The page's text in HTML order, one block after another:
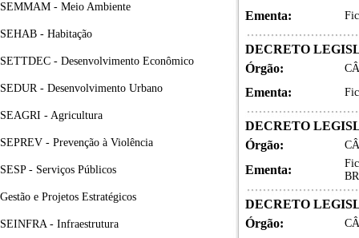
SEMMAM - Meio Ambiente
SEHAB - Habitação
SETTDEC - Desenvolvimento Econômico
SEDUR - Desenvolvimento Urbano
SEAGRI - Agricultura
SEPREV - Prevenção à Violência
SESP - Serviços Públicos
Gestão e Projetos Estratégicos
SEINFRA - Infraestrutura
Ementa:
DECRETO
Órgão:
Ementa:
DECRETO
Órgão:
Ementa:
DECRETO
Órgão: